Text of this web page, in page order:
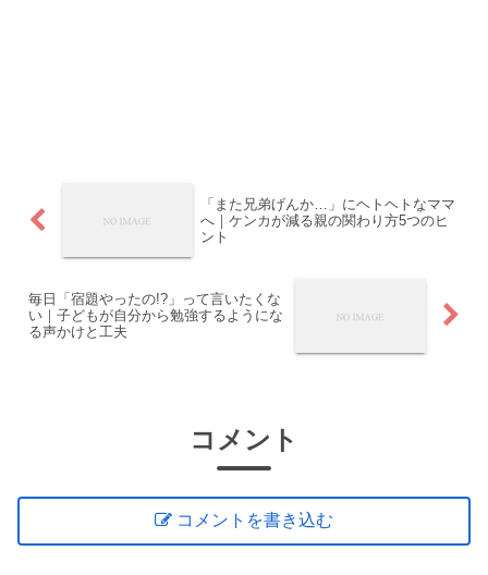
「また兄弟げんか…」にヘトヘトなママ
へ｜ケンカが減る親の関わり方5つのヒ
ント
毎日「宿題やったの!?」って言いたくな
い｜子どもが自分から勉強するようにな
る声かけと工夫
コメント
コメントを書き込む